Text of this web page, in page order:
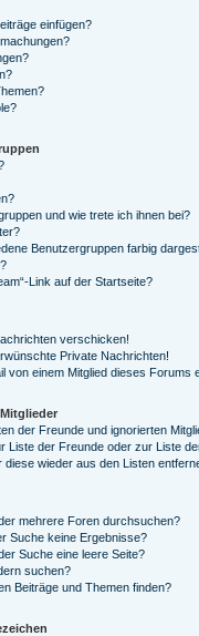
einfügen?
und wie trete ich ihnen bei?
Benutzergruppen farbig
Link auf der Startseite?
verschicken!
Private Nachrichten!
von einem Mitglied dieses Forums
der Freunde und ignorierten
Liste der Freunde oder zur Liste
diese wieder aus den Listen
mehrere Foren durchsuchen?
Suche keine Ergebnisse?
Suche eine leere Seite?
suchen?
Beiträge und Themen finden?